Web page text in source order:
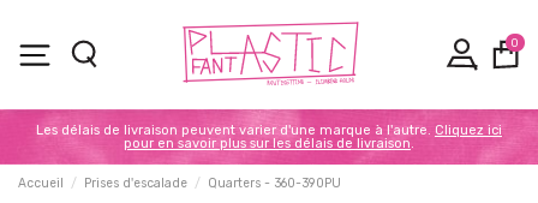
0
Les délais de livraison peuvent varier d'une marque à l'autre. Cliquez ici
pour en savoir plus sur les délais de livraison.
Accueil Prises d'escalade Quarters - 360-390PU